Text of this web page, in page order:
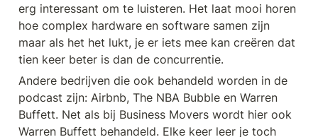
erg interessant om te luisteren. Het laat mooi horen
hoe complex hardware en software samen zijn
maar als het het lukt, je er iets mee kan creëren dat
tien keer beter is dan de concurrentie.
Andere bedrijven die ook behandeld worden in de
podcast zijn: Airbnb, The NBA Bubble en Warren
Buffett. Net als bij Business Movers wordt hier ook
Warren Buffett behandeld. Elke keer leer je toch